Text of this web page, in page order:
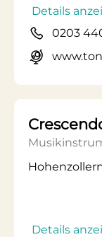
Details
0203
Details